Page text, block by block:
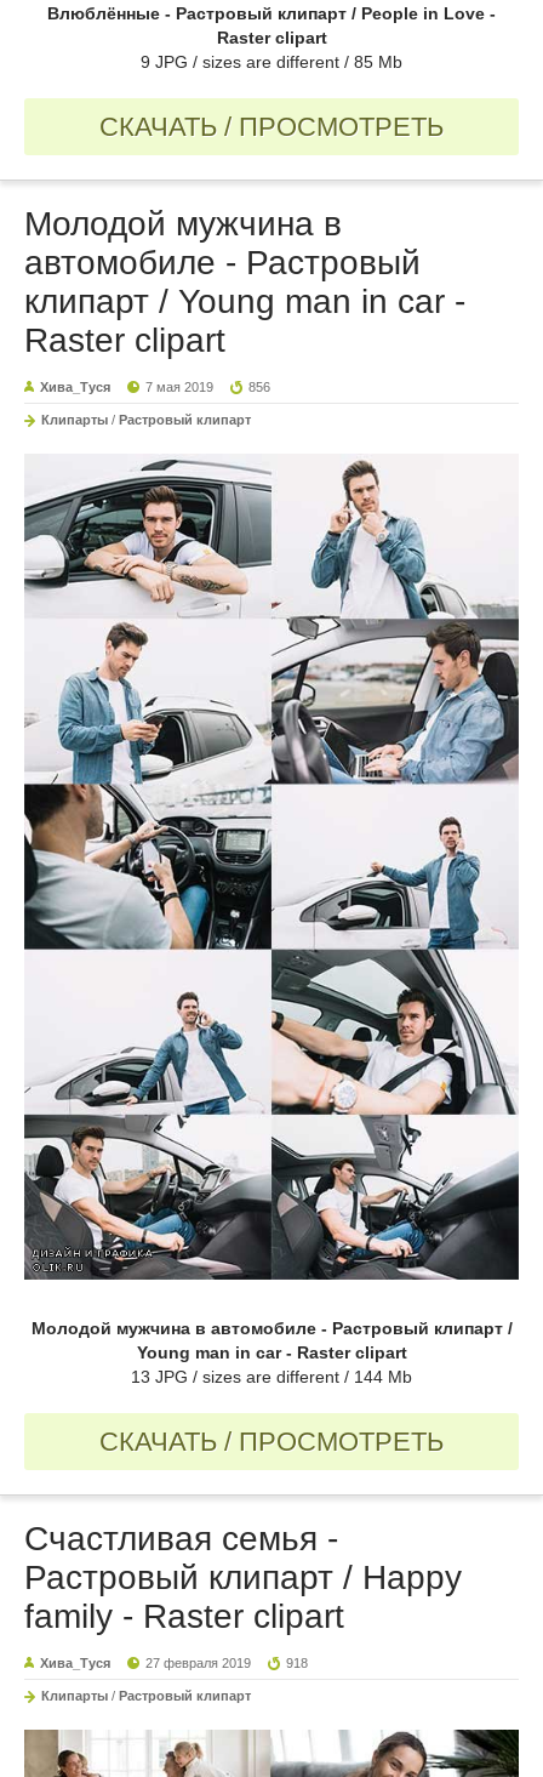
Влюблённые - Растровый клипарт / People in Love -
Raster clipart
9 JPG / sizes are different / 85 Mb
СКАЧАТЬ / ПРОСМОТРЕТЬ
Молодой мужчина в
автомобиле - Растровый
клипарт / Young man in car -
Raster clipart
Хива_Туся 7 мая 2019 856
Клипарты / Растровый клипарт
Молодой мужчина в автомобиле - Растровый клипарт /
Young man in car - Raster clipart
13 JPG / sizes are different / 144 Mb
СКАЧАТЬ / ПРОСМОТРЕТЬ
Счастливая семья -
Растровый клипарт / Happy
family - Raster clipart
Хива_Туся 27 февраля 2019 918
Клипарты / Растровый клипарт